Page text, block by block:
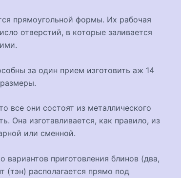
прямоугольной формы. Их рабочая
отверстий, в которые заливается
за один прием изготовить аж 14
все они состоят из металлического
Она изготавливается, как правило, из
или сменной.
вариантов приготовления блинов (два,
(тэн) располагается прямо под